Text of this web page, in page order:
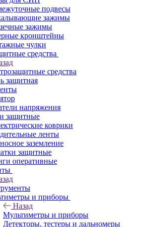
подвесы
зажимы
зажимы
кронштейны
чулки
средства
средства
защитная
напряжения
защитные
коврики
ленты
заземление
защитные
оперативные
и приборы
Назад
Мультиметры и приборы
Детекторы, тестеры и дальномеры